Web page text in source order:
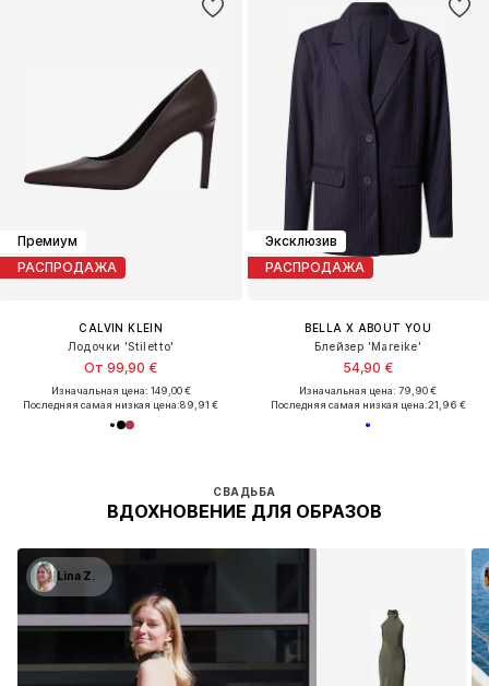
Премиум
РАСПРОДАЖА
CALVIN KLEIN
Лодочки 'Stiletto'
От 99,90 €
Изначальная цена: 149,00 €
Последняя самая низкая цена:89,91 €
Эксклюзив
РАСПРОДАЖА
BELLA X ABOUT YOU
Блейзер 'Mareike'
54,90 €
Изначальная цена: 79,90 €
Последняя самая низкая цена:21,96 €
СВАДЬБА
ВДОХНОВЕНИЕ ДЛЯ ОБРАЗОВ
Lina Z.